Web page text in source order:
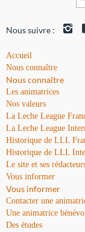
Nous suivre :
Accueil
Nous connaître
Nous connaître
Les animatrices
Nos valeurs
La Leche League
La Leche League
Historique de LLL
Historique de LLL
Le site et ses
Vous informer
Vous informer
Contacter une
Une animatrice
Des études